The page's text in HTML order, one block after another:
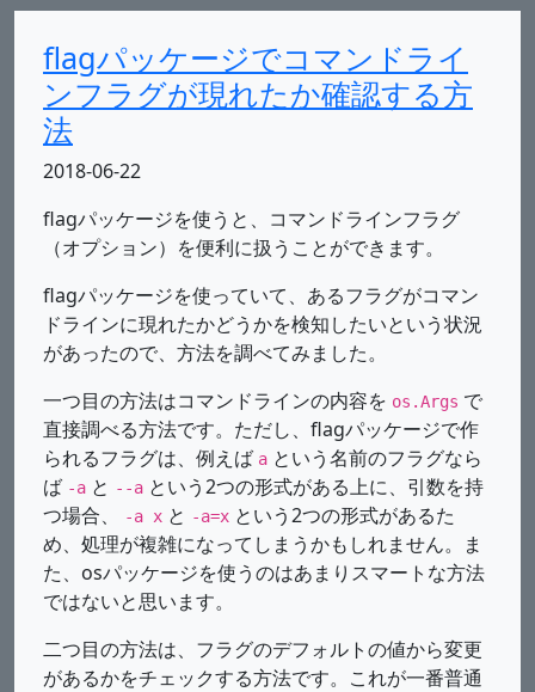
flagパッケージでコマンドライ
ンフラグが現れたか確認する方
法
2018-06-22
flagパッケージを使うと、コマンドラインフラグ
（オプション）を便利に扱うことができます。
flagパッケージを使っていて、あるフラグがコマン
ドラインに現れたかどうかを検知したいという状況
があったので、方法を調べてみました。
一つ目の方法はコマンドラインの内容を os.Args で
直接調べる方法です。ただし、flagパッケージで作
られるフラグは、例えば a という名前のフラグなら
ば -a と --a という2つの形式がある上に、引数を持
つ場合、
-a x と -a=x という2つの形式があるた
め、処理が複雑になってしまうかもしれません。ま
た、osパッケージを使うのはあまりスマートな方法
ではないと思います。
二つ目の方法は、フラグのデフォルトの値から変更
があるかをチェックする方法です。これが一番普通